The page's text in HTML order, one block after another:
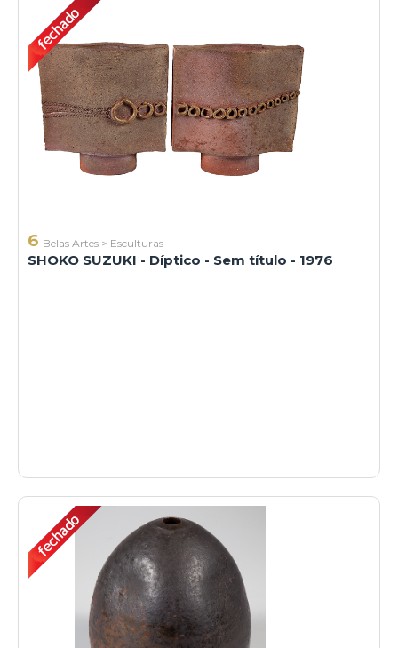
6 Belas Artes > Esculturas
SHOKO SUZUKI - Díptico - Sem título - 1976